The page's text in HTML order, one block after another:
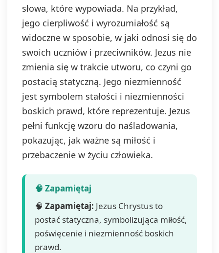
słowa, które wypowiada. Na przykład,
jego cierpliwość i wyrozumiałość są
widoczne w sposobie, w jaki odnosi się do
swoich uczniów i przeciwników. Jezus nie
zmienia się w trakcie utworu, co czyni go
postacią statyczną. Jego niezmienność
jest symbolem stałości i niezmienności
boskich prawd, które reprezentuje. Jezus
pełni funkcję wzoru do naśladowania,
pokazując, jak ważne są miłość i
przebaczenie w życiu człowieka.
🧠 Zapamiętaj: Jezus Chrystus to
postać statyczna, symbolizująca miłość,
poświęcenie i niezmienność boskich
prawd.